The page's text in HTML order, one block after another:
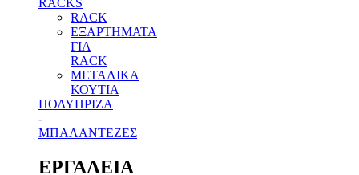
RACKS
RACK
ΕΞΑΡΤΗΜΑΤΑ
ΓΙΑ
RACK
ΜΕΤΑΛΙΚΑ
ΚΟΥΤΙΑ
ΠΟΛΥΠΡΙΖΑ
-
ΜΠΑΛΑΝΤΕΖΕΣ
ΕΡΓΑΛΕΙΑ